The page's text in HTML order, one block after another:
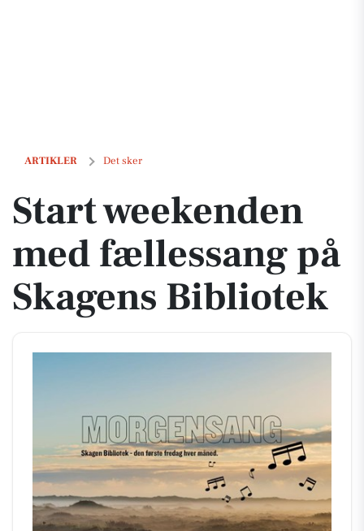
ARTIKLER Det sker
Start weekenden med fællessang på Skagens Bibliotek
Start weekenden
med fællessang på
Skagens Bibliotek